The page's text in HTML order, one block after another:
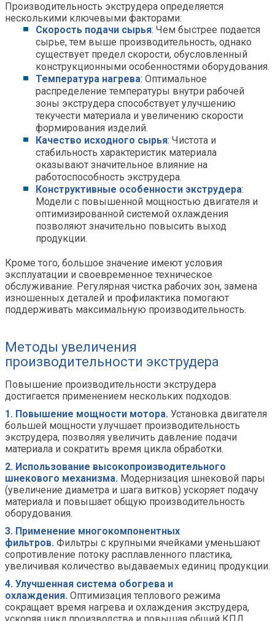
Производительность экструдера определяется
несколькими ключевыми факторами:
Скорость подачи сырья: Чем быстрее подается
сырье, тем выше производительность, однако
существует предел скорости, обусловленный
конструкционными особенностями оборудования.
Температура нагрева: Оптимальное
распределение температуры внутри рабочей
зоны экструдера способствует улучшению
текучести материала и увеличению скорости
формирования изделий.
Качество исходного сырья: Чистота и
стабильность характеристик материала
оказывают значительное влияние на
работоспособность экструдера.
Конструктивные особенности экструдера:
Модели с повышенной мощностью двигателя и
оптимизированной системой охлаждения
позволяют значительно повысить выход
продукции.
Кроме того, большое значение имеют условия
эксплуатации и своевременное техническое
обслуживание. Регулярная чистка рабочих зон, замена
изношенных деталей и профилактика помогают
поддерживать максимальную производительность.
Методы увеличения
производительности экструдера
Повышение производительности экструдера
достигается применением нескольких подходов:
1. Повышение мощности мотора. Установка двигателя
большей мощности улучшает производительность
экструдера, позволяя увеличить давление подачи
материала и сократить время цикла обработки.
2. Использование высокопроизводительного
шнекового механизма. Модернизация шнековой пары
(увеличение диаметра и шага витков) ускоряет подачу
материала и повышает общую производительность
оборудования.
3. Применение многокомпонентных
фильтров. Фильтры с крупными ячейками уменьшают
сопротивление потоку расплавленного пластика,
увеличивая количество выдаваемых единиц продукции.
4. Улучшенная система обогрева и
охлаждения. Оптимизация теплового режима
сокращает время нагрева и охлаждения экструдера,